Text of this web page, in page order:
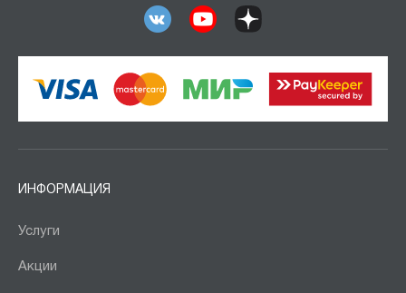
ИНФОРМАЦИЯ
Услуги
Акции